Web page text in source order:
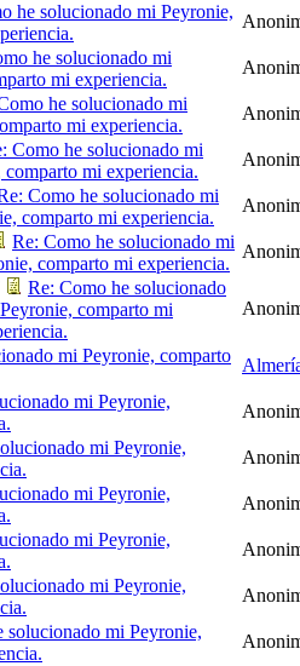
he solucionado mi Peyronie,
he solucionado mi
mi experiencia.
he solucionado mi
mi experiencia.
Como he solucionado mi
comparto mi experiencia.
Como he solucionado mi
comparto mi experiencia.
Re: Como he solucionado mi
comparto mi experiencia.
Re: Como he solucionado
comparto mi
mi Peyronie, comparto
mi Peyronie,
mi Peyronie,
mi Peyronie,
mi Peyronie,
mi Peyronie,
solucionado mi Peyronie,